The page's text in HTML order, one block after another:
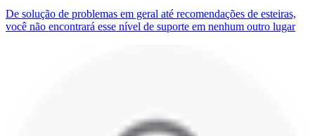
De solução de problemas em geral até recomendações de esteiras,
você não encontrará esse nível de suporte em nenhum outro lugar